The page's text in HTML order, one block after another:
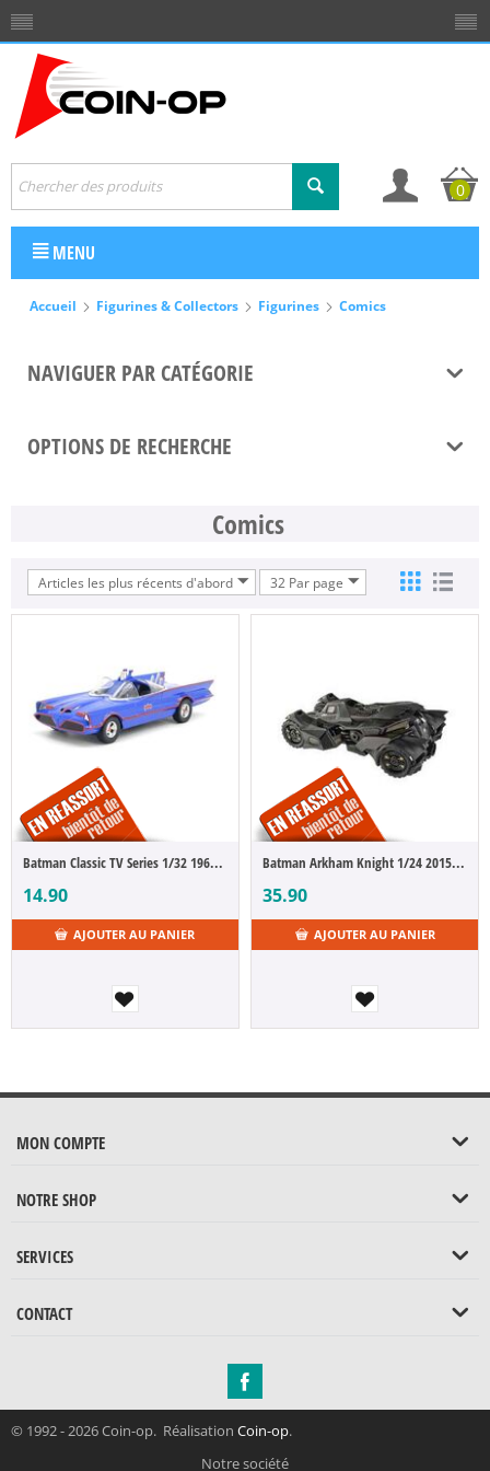
0
MENU
Accueil Figurines & Collectors Figurines Comics
NAVIGUER PAR CATÉGORIE
OPTIONS DE RECHERCHE
Comics
Articles les plus récents d'abord 32 Par page
Batman Classic TV Series 1/32 1966 Classic Batmobile métal Cartoon Ver.
14.90
AJOUTER AU PANIER
Batman Arkham Knight 1/24 2015 Batmobile métal avec
35.90
AJOUTER AU PANIER
MON COMPTE
NOTRE SHOP
SERVICES
CONTACT
© 1992 - 2026 Coin-op. Réalisation Coin-op.
Notre société